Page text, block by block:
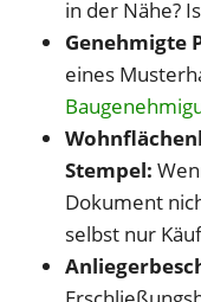
in der Nähe?
Genehmigte
eines
Stempel:
Dokument
selbst nur